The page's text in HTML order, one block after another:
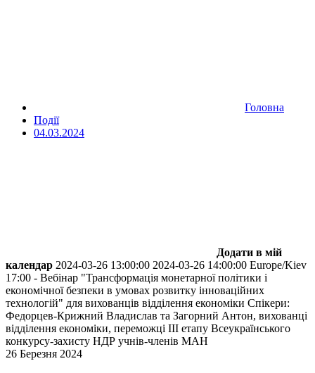
Головна
Події
04.03.2024
Додати в мій
календар 2024-03-26 13:00:00 2024-03-26 14:00:00 Europe/Kiev
17:00 - Вебінар "Трансформація монетарної політики і
економічної безпеки в умовах розвитку інноваційних
технологій" для вихованців відділення економіки Спікери:
Федорцев-Крижний Владислав та Загорний Антон, вихованці
відділення економіки, переможці ІІІ етапу Всеукраїнського
конкурсу-захисту НДР учнів-членів МАН
26 Березня 2024